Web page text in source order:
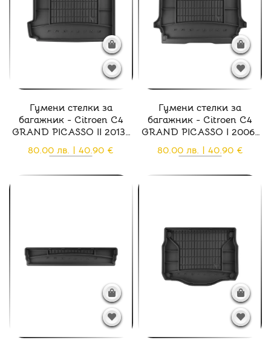
Гумени стелки за
багажник - Citroen C4
GRAND PICASSO II 2013-
2019
80.00 лв. | 40.90 €
Гумени стелки за
багажник - Citroen C4
GRAND PICASSO I 2006-
2013
80.00 лв. | 40.90 €